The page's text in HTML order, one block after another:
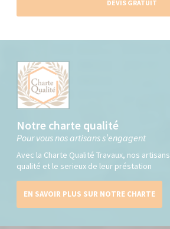
DEVIS GRATUIT
Notre charte qualité
Pour vous nos artisans s’engagent
Avec la Charte Qualité Travaux, nos
qualité et le serieux de leur préstation
EN SAVOIR PLUS SUR NOTRE CHARTE